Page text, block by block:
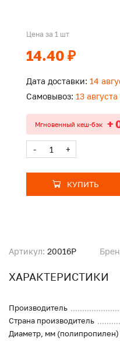
Артикул: 20016P
ХАРАКТЕРИСТИКИ
Производитель
Страна производитель
Диаметр, мм (полипропилен)
Цена за 1 шт
14.40 ₽
Дата доставки: 14
Самовывоз: 13 августа
Мгновенный кеш-бэк +
- +
КУПИТЬ